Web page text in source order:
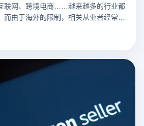
联网、跨境电商……越来越多的行业都
而由于海外的限制，相关从业者经常要
到不同的IP，这时候便要用到指纹浏览
指纹浏览器之前，我们需要知道什么